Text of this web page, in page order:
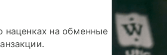
наценках на обменные